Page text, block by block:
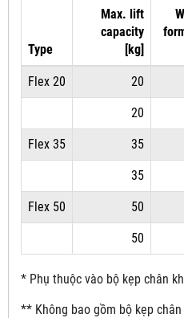
Type
Max. lift
capacity
[kg]
Flex 20 20
20
Flex 35 35
35
Flex 50 50
50
* Phụ thuộc vào bộ kẹp chân
** Không bao gồm bộ kẹp